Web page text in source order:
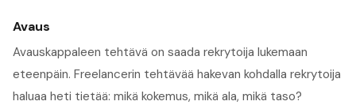
Avaus
Avauskappaleen tehtävä on saada rekrytoija lukemaan
eteenpäin. Freelancerin tehtävää hakevan kohdalla rekrytoija
haluaa heti tietää: mikä kokemus, mikä ala, mikä taso?